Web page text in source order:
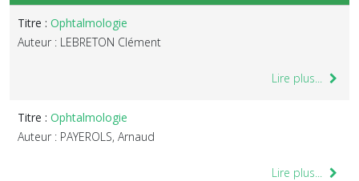
Titre : Ophtalmologie
Auteur : LEBRETON Clément
Lire plus...
Titre : Ophtalmologie
Auteur : PAYEROLS, Arnaud
Lire plus...